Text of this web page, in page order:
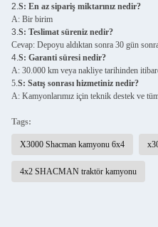
2. S: En az sipariş miktarınız nedir?
A: Bir birim
3. S: Teslimat süreniz nedir?
Cevap: Depoyu aldıktan sonra 30 gün
4. S: Garanti süresi nedir?
A: 30.000 km veya nakliye tarihinden
5. S: Satış sonrası hizmetiniz nedir?
A: Kamyonlarımız için teknik destek ve
Tags:
X3000 Shacman kamyonu 6x4
4x2 SHACMAN traktör kamyonu